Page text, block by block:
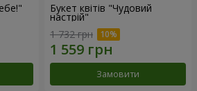
Букет квітів "Чудовий
настрій"
1 732 грн
Замовити